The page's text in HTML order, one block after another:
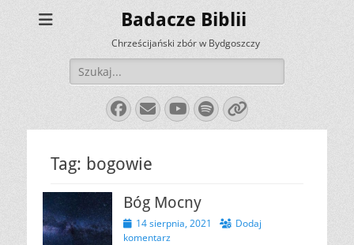
Badacze Biblii
Chrześcijański zbór w Bydgoszczy
Szukaj:
Facebook
E-
mail
YouTube
Spotify
Link
Tag: bogowie
Bóg Mocny
Opublikowano
14 sierpnia, 2021
Dodaj
komentarz